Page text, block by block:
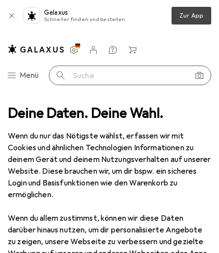
Deine Daten. Deine Wahl.
Wenn du nur das Nötigste wählst, erfassen wir mit
Cookies und ähnlichen Technologien Informationen zu
deinem Gerät und deinem Nutzungsverhalten auf unserer
Website. Diese brauchen wir, um dir bspw. ein sicheres
Login und Basisfunktionen wie den Warenkorb zu
ermöglichen.
Wenn du allem zustimmst, können wir diese Daten
darüber hinaus nutzen, um dir personalisierte Angebote
zu zeigen, unsere Webseite zu verbessern und gezielte
Galaxus
Schneller finden und bestellen Zur App
Navigation nach Kategorien
Menü Suche
Einstellungen
Kundenkonto
Vergleichslisten
Merklisten
Warenkorb
Hüllen + Schutz Notebook Schutzfolie Dicota Secret 2-Way
11 Bilder
Dicota Secret 2-Way
Preis in EUR inkl. MwSt.
EUR
44,70
Bewertungen Marke